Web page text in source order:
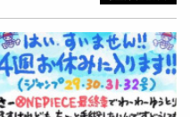
身為動權會理事長的王宥
想到在門口竟然看到一個
趕緊拍攝影片，希望有愛
領養，還剩兩隻在等待適
獸樂園巡地，沒想到撿到
狗提供）王宥忻藉此機會